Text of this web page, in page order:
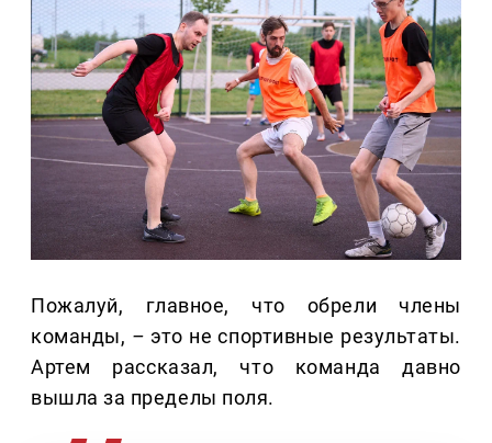
Пожалуй, главное, что обрели члены
команды, – это не спортивные результаты.
Артем рассказал, что команда давно
вышла за пределы поля.